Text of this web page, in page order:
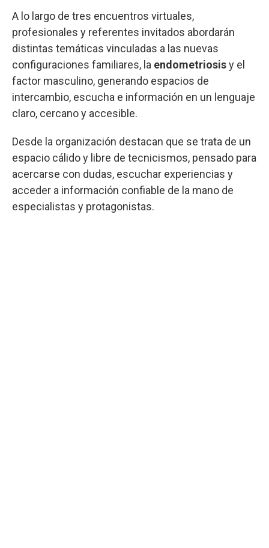
A lo largo de tres encuentros virtuales,
profesionales y referentes invitados abordarán
distintas temáticas vinculadas a las nuevas
configuraciones familiares, la endometriosisy el
factor masculino, generando espacios de
intercambio, escucha e información en un lenguaje
claro, cercano y accesible.
Desde la organización destacan que se trata de un
espacio cálido y libre de tecnicismos, pensado para
acercarse con dudas, escuchar experiencias y
acceder a información confiable de la mano de
especialistas y protagonistas.